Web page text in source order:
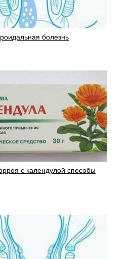
болезнь
с календулой способы